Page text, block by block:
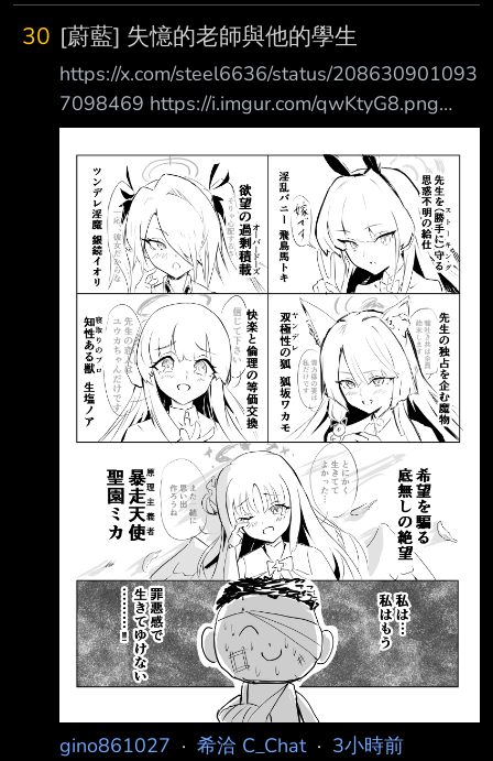
30 [蔚藍] 失憶的老師與他的學生
https://x.com/steel6636/status/208630901093
7098469 https://i.imgur.com/qwKtyG8.png
https://i.imgur.com/DUYvIz7.jpeg 現在還有誰可
以救為師嗎 --
gino861027 · 希洽 C_Chat· 3小時前